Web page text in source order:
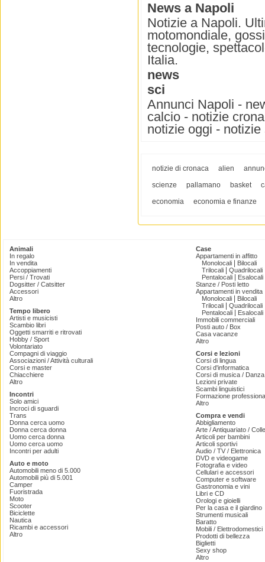
News a Napoli
Notizie a Napoli.
motomondiale,
tecnologie,
Italia.
news
sci
Annunci Napoli -
calcio - notizie
notizie oggi -
notizie di cronaca alien
scienze
pallamano basket
economia
economia e finanze
Animali
In regalo
In vendita
Accoppiamenti
Persi / Trovati
Dogsitter / Catsitter
Accessori
Altro
Tempo libero
Artisti e musicisti
Scambio libri
Oggetti smarriti e ritrovati
Hobby / Sport
Volontariato
Compagni di viaggio
Associazioni / Attività culturali
Corsi e master
Chiacchiere
Altro
Incontri
Solo amici
Incroci di sguardi
Trans
Donna cerca uomo
Donna cerca donna
Uomo cerca donna
Uomo cerca uomo
Incontri per adulti
Auto e moto
Automobili meno di 5.000
Automobili più di 5.001
Camper
Fuoristrada
Moto
Scooter
Biciclette
Nautica
Ricambi e accessori
Altro
Case
Appartamenti in affitto
Monolocali
Bilocali
Trilocali
Quadrilocali
Pentalocali
Esalocali
Stanze / Posti letto
Appartamenti in vendita
Monolocali
Bilocali
Trilocali
Quadrilocali
Pentalocali
Esalocali
Immobili commerciali
Posti auto / Box
Casa vacanze
Altro
Corsi e lezioni
Corsi di lingua
Corsi d'informatica
Corsi di musica /
Lezioni private
Scambi linguistici
Formazione
Altro
Compra e vendi
Abbigliamento
Arte / Antiquariato /
Articoli per bambini
Articoli sportivi
Audio / TV / Elettronica
DVD e videogame
Fotografia e video
Cellulari e accessori
Computer e software
Gastronomia e vini
Libri e CD
Orologi e gioielli
Per la casa e il giardino
Strumenti musicali
Baratto
Mobili / Elettrodomestici
Prodotti di bellezza
Biglietti
Sexy shop
Altro